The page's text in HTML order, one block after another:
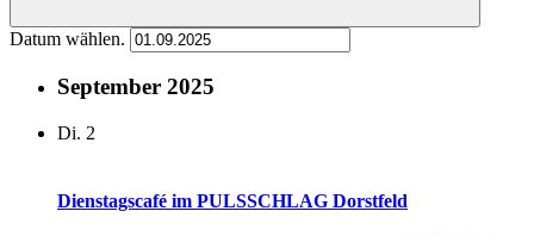
Datum wählen.
September 2025
Di. 2
Dienstagscafé im PULSSCHLAG Dorstfeld